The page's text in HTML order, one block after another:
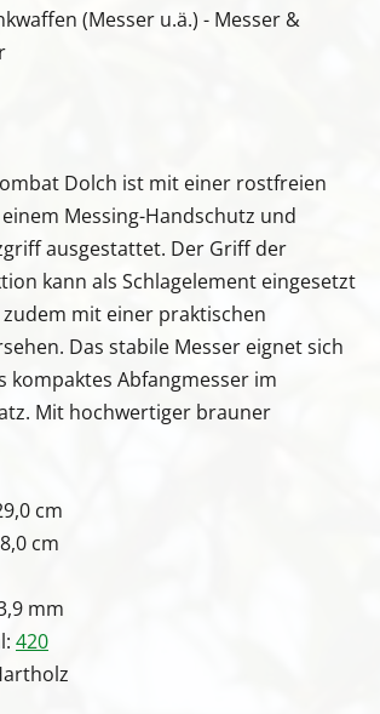
(Messer u.ä.) - Messer &
Dolch ist mit einer rostfreien
Messing-Handschutz und
ausgestattet. Der Griff der
kann als Schlagelement eingesetzt
mit einer praktischen
Das stabile Messer eignet sich
kompaktes Abfangmesser im
Mit hochwertiger brauner
cm
cm
mm
420